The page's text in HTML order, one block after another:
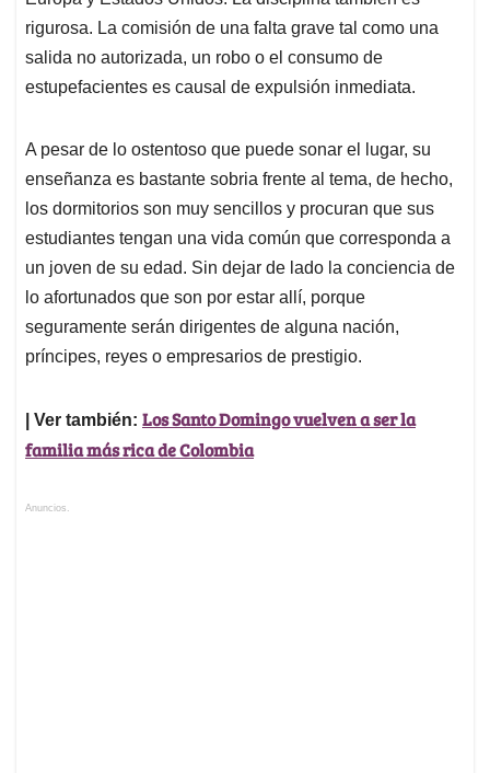
rigurosa. La comisión de una falta grave tal como una
salida no autorizada, un robo o el consumo de
estupefacientes es causal de expulsión inmediata.
A pesar de lo ostentoso que puede sonar el lugar, su
enseñanza es bastante sobria frente al tema, de hecho,
los dormitorios son muy sencillos y procuran que sus
estudiantes tengan una vida común que corresponda a
un joven de su edad. Sin dejar de lado la conciencia de
lo afortunados que son por estar allí, porque
seguramente serán dirigentes de alguna nación,
príncipes, reyes o empresarios de prestigio.
| Ver también: LosSanto Domingovuelven a ser la
familia más rica de Colombia
Anuncios.